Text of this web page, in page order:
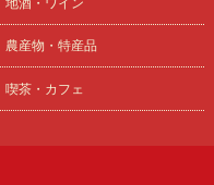
農産物・特産品
喫茶・カフェ